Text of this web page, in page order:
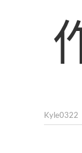
Kyle0322